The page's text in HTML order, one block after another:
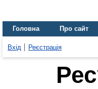
Головна Про сайт
Вхід Реєстрація